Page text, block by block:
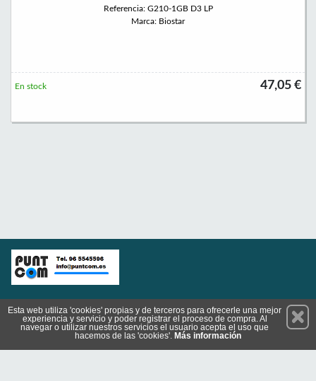
Referencia: G210-1GB D3 LP
Marca: Biostar
47,05 €
En stock
Suscríbete
Esta web utiliza 'cookies' propias y de terceros para ofrecerle una mejor
experiencia y servicio y poder registrar el proceso de compra. Al
navegar o utilizar nuestros servicios el usuario acepta el uso que
hacemos de las 'cookies'. Más información